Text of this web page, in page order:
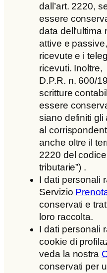
dall’art. 2220,
essere
data dell’ultima
attive e
ricevute e i
ricevuti. Inoltre,
D.P.R. n. 600/
scritture
essere
siano definiti gli
al
anche oltre il
2220 del
tributarie”) .
I dati personali
Servizio
conservati e
loro raccolta.
I dati personali
cookie di
veda la nostra
conservati per